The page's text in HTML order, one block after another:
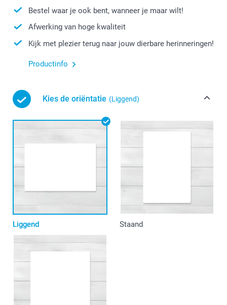
Bestel waar je ook bent, wanneer je maar wilt!
Afwerking van hoge kwaliteit
Kijk met plezier terug naar jouw dierbare herinneringen!
Productinfo
Kies de oriëntatie (Liggend)
Liggend Staand